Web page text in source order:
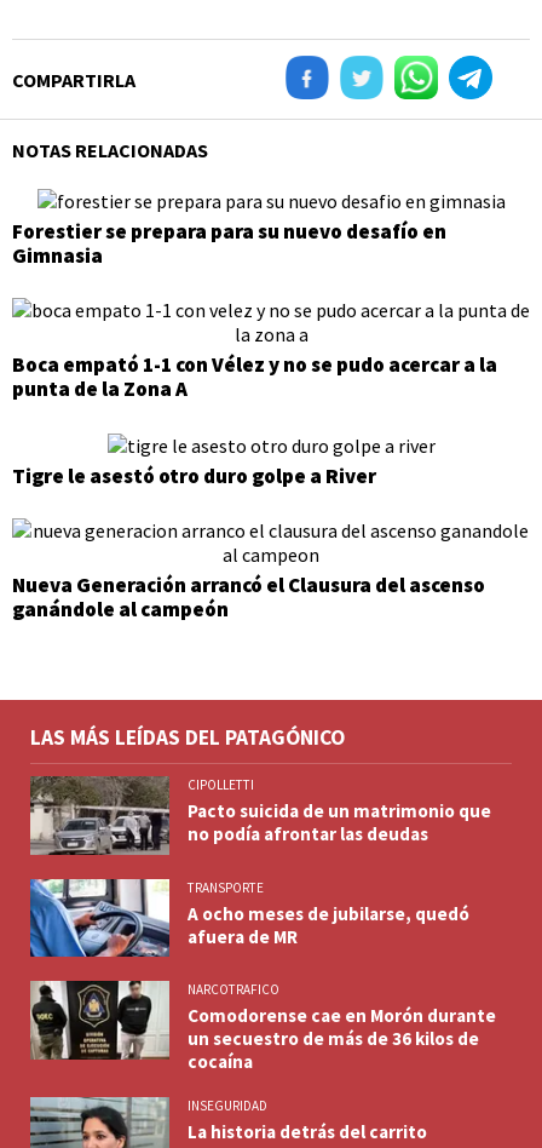
COMPARTIRLA
NOTAS RELACIONADAS
Forestier se prepara para su nuevo desafío en
Gimnasia
Boca empató 1-1 con Vélez y no se pudo acercar a la
punta de la Zona A
Tigre le asestó otro duro golpe a River
Nueva Generación arrancó el Clausura del ascenso
ganándole al campeón
LAS MÁS LEÍDAS DEL PATAGÓNICO
CIPOLLETTI
Pacto suicida de un matrimonio que
no podía afrontar las deudas
TRANSPORTE
A ocho meses de jubilarse, quedó
afuera de MR
NARCOTRAFICO
Comodorense cae en Morón durante
un secuestro de más de 36 kilos de
cocaína
INSEGURIDAD
La historia detrás del carrito